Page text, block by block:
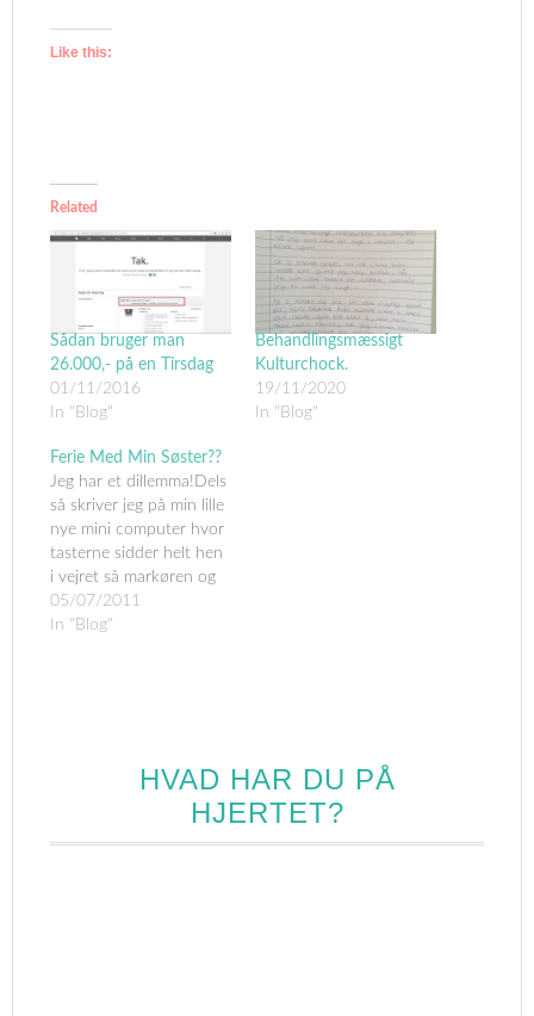
Like this:
Related
Sådan bruger man
26.000,- på en Tirsdag
01/11/2016
In "Blog"
Behandlingsmæssigt
Kulturchock.
19/11/2020
In "Blog"
Ferie Med Min Søster??
Jeg har et dillemma!Dels
så skriver jeg på min lille
nye mini computer hvor
tasterne sidder helt hen
i vejret så markøren og
tekst flyver rundt =
PISSE
05/07/2011
In "Blog"
HVAD HAR DU PÅ
HJERTET?